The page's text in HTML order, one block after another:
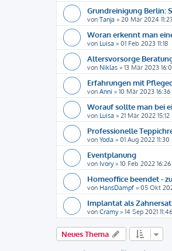
Grundreinigung Berlin:
von Tanja » 20 Mär 2024
Woran erkennt man
von Luisa » 01 Feb 2023 11:18
Altersvorsorge
von Niklas » 13 Mär 2023
Erfahrungen mit
von Anni » 10 Mär 2023 16:36
Worauf sollte man bei
von Luisa » 21 Mär 2022 15:12
Professionelle
von Yoda » 01 Aug 2022 11:30
Eventplanung
von Ivory» 10 Feb 2022 16:26
Homeoffice beendet -
von HansDampf » 05 Okt
Implantat als
von Cramy» 14 Sep 2021 11:46
Neues Thema